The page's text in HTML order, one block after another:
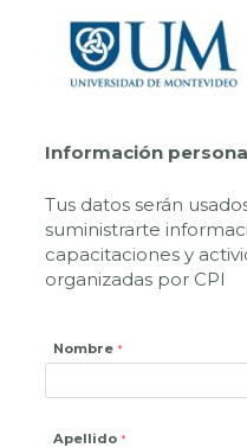
Información
Tus datos serán
suministrarte
capacitaciones y
organizadas por CPI
Nombre
Apellido